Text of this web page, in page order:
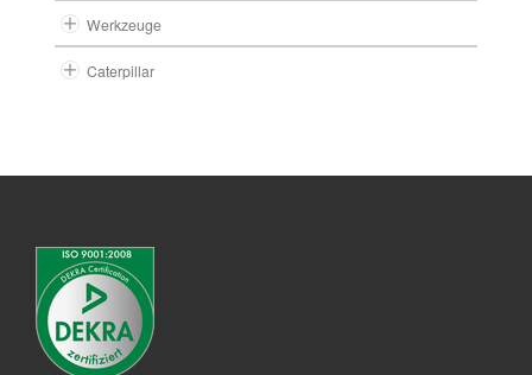
Werkzeuge
Caterpillar